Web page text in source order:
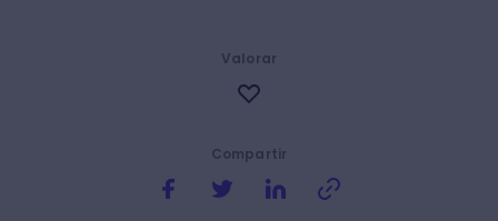
Compartir
Valorar